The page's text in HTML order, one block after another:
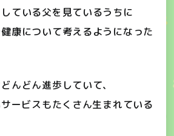
ている父を見ているうちに
康について考えるようになった
んどん進歩していて、
ービスもたくさん生まれている